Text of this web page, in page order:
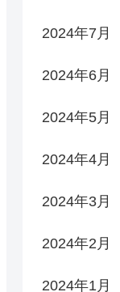
2024年7月
2024年6月
2024年5月
2024年4月
2024年3月
2024年2月
2024年1月